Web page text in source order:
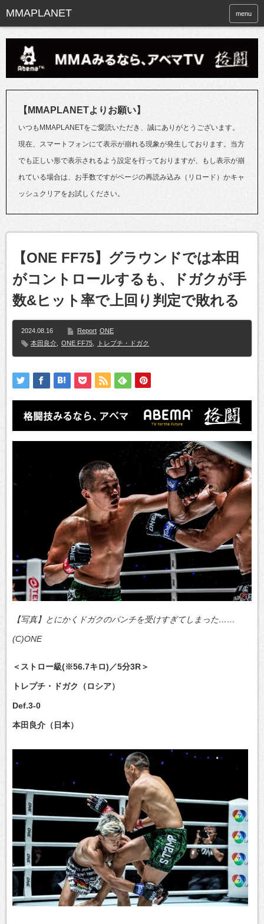
menu
【MMAPLANETよりお願い】
いつもMMAPLANETをご愛読いただき、誠にありがとうございます。
現在、スマートフォンにて表示が崩れる現象が発生しております。当方
でも正しい形で表示されるよう設定を行っておりますが、もし表示が崩
れている場合は、お手数ですがページの再読み込み（リロード）かキャ
ッシュクリアをお試しください。
【ONE FF75】グラウンドでは本田
がコントロールするも、ドガクが手
数&ヒット率で上回り判定で敗れる
2024.08.16 Report ONE
本田良介
ONE FF75 トレプチ・ドガク
【写真】とにかくドガクのパンチを受けすぎてしまった……
(C)ONE
＜ストロー級(※56.7キロ)／5分3R＞
トレプチ・ドガク（ロシア）
Def.3-0
本田良介（日本）